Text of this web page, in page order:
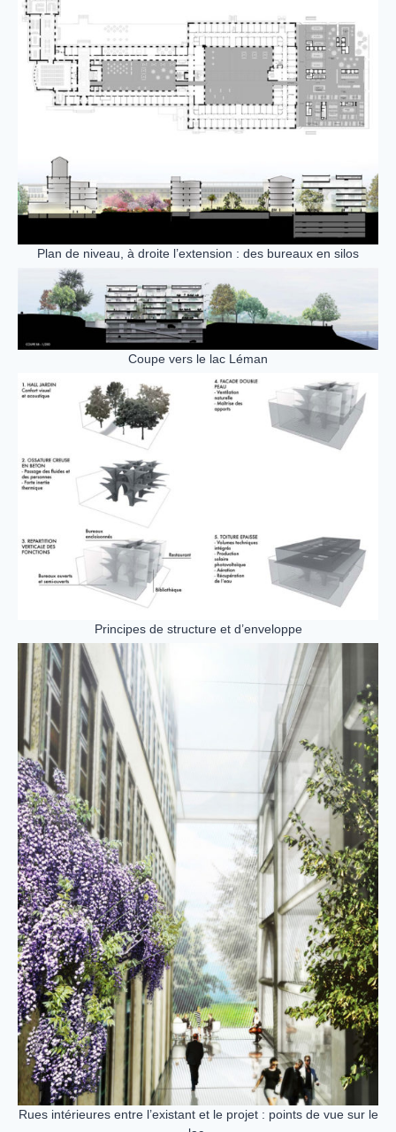
Plan de niveau, à droite l’extension : des bureaux en silos
Coupe vers le lac Léman
Principes de structure et d’enveloppe
Rues intérieures entre l’existant et le projet : points de vue sur le